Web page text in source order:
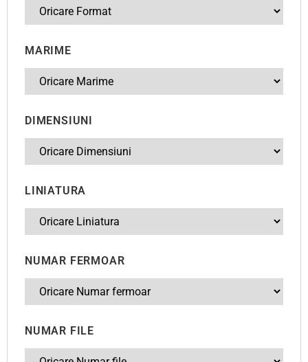
MARIME
DIMENSIUNI
LINIATURA
NUMAR FERMOAR
NUMAR FILE